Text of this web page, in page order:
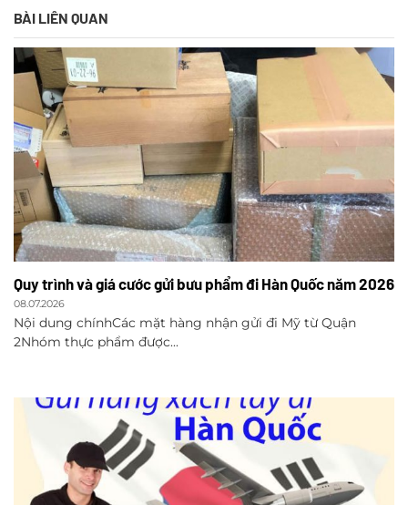
BÀI LIÊN QUAN
Quy trình và giá cước gửi bưu phẩm đi Hàn Quốc năm 2026
08.07.2026
Nội dung chínhCác mặt hàng nhận gửi đi Mỹ từ Quận
2Nhóm thực phẩm được...